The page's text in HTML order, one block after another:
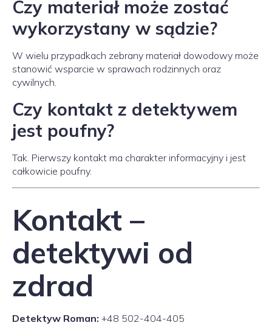
Czy materiał może zostać
wykorzystany w sądzie?
W wielu przypadkach zebrany materiał dowodowy może
stanowić wsparcie w sprawach rodzinnych oraz
cywilnych.
Czy kontakt z detektywem
jest poufny?
Tak. Pierwszy kontakt ma charakter informacyjny i jest
całkowicie poufny.
Kontakt –
detektywi od
zdrad
Detektyw Roman: +48 502-404-405